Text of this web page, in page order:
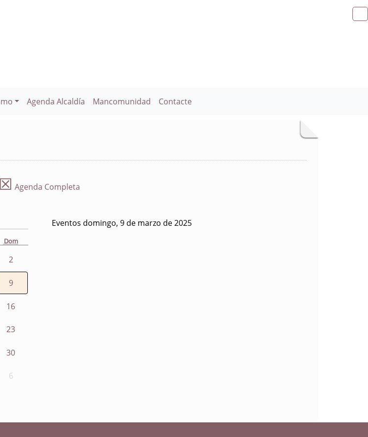
Agenda Alcaldía Mancomunidad Contacte
☒ Agenda Completa
Dom
2
9
16
23
30
6
Eventos domingo, 9 de marzo de 2025